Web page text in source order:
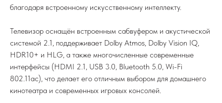
благодаря встроенному искусственному интеллекту.
Телевизор оснащён встроенным сабвуфером и акустической
системой 2.1, поддерживает Dolby Atmos, Dolby Vision IQ,
HDR10+ и HLG, а также многочисленные современные
интерфейсы (HDMI 2.1, USB 3.0, Bluetooth 5.0, Wi-Fi
802.11ac), что делает его отличным выбором для домашнего
кинотеатра и современных игровых консолей.